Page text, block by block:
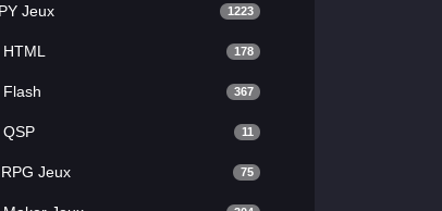
Jeux 1223
178
367
11
Jeux 75